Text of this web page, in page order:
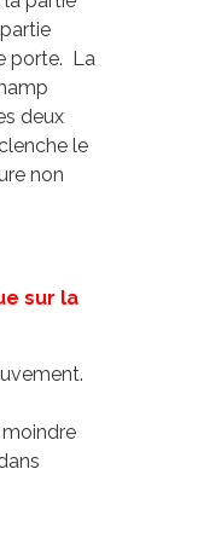
porte. La
deux
le
non
sur la